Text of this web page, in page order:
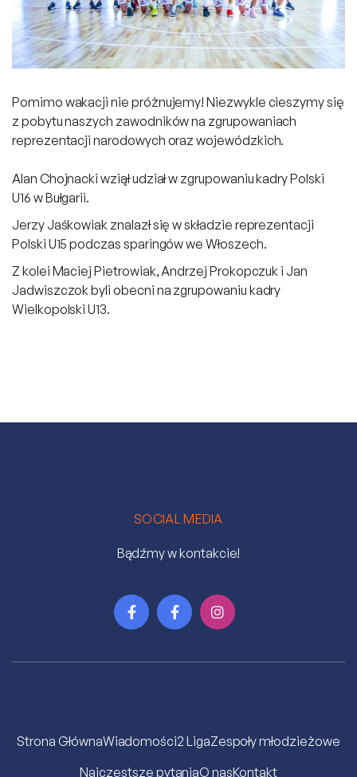
Pomimo wakacji nie próżnujemy! Niezwykle cieszymy się
z pobytu naszych zawodników na zgrupowaniach
reprezentacji narodowych oraz wojewódzkich.
Alan Chojnacki wziął udział w zgrupowaniu kadry Polski
U16 w Bułgarii.
Jerzy Jaśkowiak znalazł się w składzie reprezentacji
Polski U15 podczas sparingów we Włoszech.
Z kolei Maciej Pietrowiak, Andrzej Prokopczuk i Jan
Jadwiszczok byli obecni na zgrupowaniu kadry
Wielkopolski U13.
SOCIAL MEDIA
Bądźmy w kontakcie!
  
Strona GłównaWiadomości2 LigaZespoły młodzieżowe
Najczęstsze pytaniaO nasKontakt